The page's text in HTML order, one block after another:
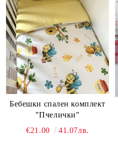
Бебешки спален комплект
"Пчелички"
€21.00
41.07лв.